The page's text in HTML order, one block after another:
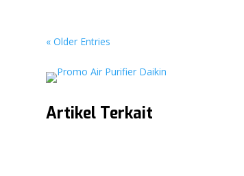
« Older Entries
Artikel Terkait